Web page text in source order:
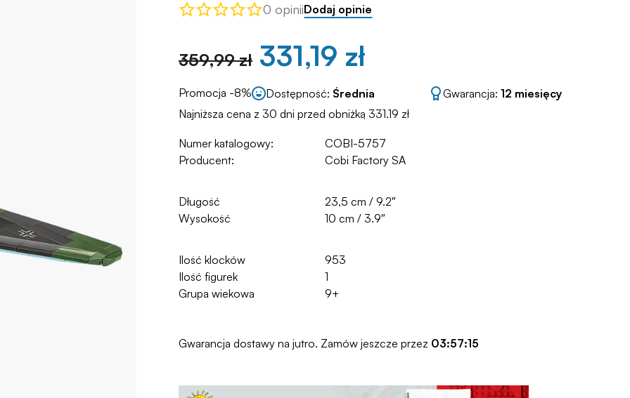
0 opiniiDodaj opinie
359,99 zł 331,19 zł
Promocja -8% Dostępność: Średnia Gwarancja: 12 miesięcy
Najniższa cena z 30 dni przed obniżką 331.19 zł
Numer katalogowy:
COBI-5757
Producent:
Cobi Factory SA
Długość
23,5 cm / 9.2″
Wysokość
10 cm / 3.9″
Ilość klocków
953
Ilość figurek
1
Grupa wiekowa
9+
Gwarancja dostawy na jutro. Zamów jeszcze przez 03:57:14